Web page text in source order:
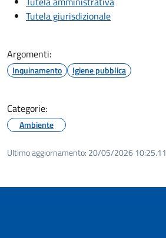
Tutela giurisdizionale
Argomenti:
Inquinamento Igiene pubblica
Categorie:
Ambiente
Ultimo aggiornamento: 20/05/2026 10:25.11